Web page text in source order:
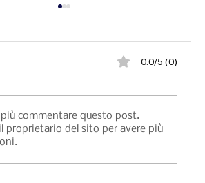
regionali italiani:
0.0/5 (0)
commentare questo post.
proprietario del sito per avere più